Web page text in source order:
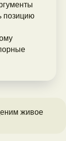
позицию
живое